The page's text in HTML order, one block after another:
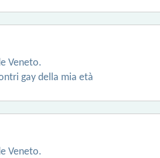
Veneto.
gay della mia età
Veneto.